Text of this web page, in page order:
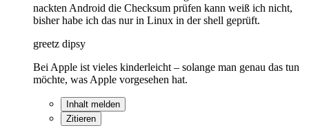
nackten Android die Checksum prüfen kann weiß ich nicht,
bisher habe ich das nur in Linux in der shell geprüft.
greetz dipsy
Bei Apple ist vieles kinderleicht – solange man genau das tun
möchte, was Apple vorgesehen hat.
Inhalt melden
Zitieren